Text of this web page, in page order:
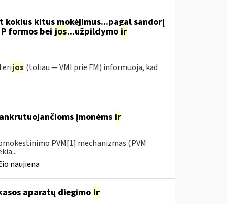
kokius kitus mokėjimus...pagal sandorį
formos bei jos...užpildymo ir
jos (toliau ― VMI prie FM) informuoja, kad
įmonėms ir
PVM[1] mechanizmas (PVM
naujiena
aparatų diegimo ir